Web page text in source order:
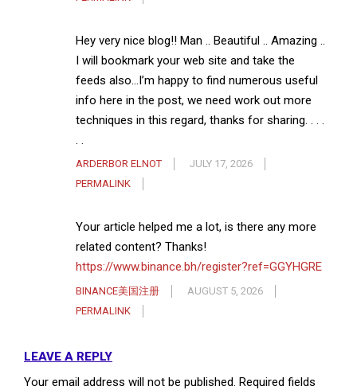
Hey very nice blog!! Man .. Beautiful .. Amazing ..
I will bookmark your web site and take the
feeds also…I’m happy to find numerous useful
info here in the post, we need work out more
techniques in this regard, thanks for sharing. . . .
. .
ARDERBOR ELNOT
JULY 17, 2026
PERMALINK
Your article helped me a lot, is there any more
related content? Thanks!
https://www.binance.bh/register?ref=GGYHGRE
BINANCE美国注册
AUGUST 5, 2026
PERMALINK
LEAVE A REPLY
Your email address will not be published. Required fields